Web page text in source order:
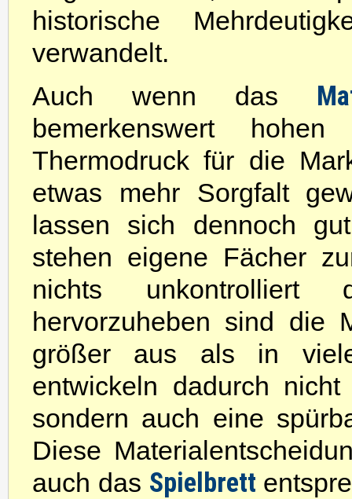
historische
verwandelt.
Auch wenn das
bemerkenswert
Thermodruck für die
etwas mehr Sorgfalt
lassen sich dennoch
stehen eigene Fächer
nichts unkontrolliert
hervorzuheben sind die
größer aus als in
entwickeln dadurch
sondern auch eine
Diese
auch das Spielbrett